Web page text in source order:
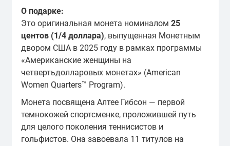
О подарке:
Это оригинальная монета номиналом 25
центов (1/4 доллара), выпущенная Монетным
двором США в 2025 году в рамках программы
«Американские женщины на
четвертьдолларовых монетах» (American
Women Quarters™ Program).
Монета посвящена Алтее Гибсон — первой
темнокожей спортсменке, проложившей путь
для целого поколения теннисистов и
гольфистов. Она завоевала 11 титулов на